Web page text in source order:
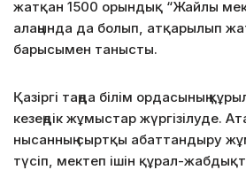
жатқан 1500 орындық “Жайлы
алаңында да болып, атқарылып
барысымен танысты.
Қазіргі таңда білім ордасының
кезеңдік жұмыстар жүргізілуде.
нысанның сыртқы абаттандыру
түсіп, мектеп ішін құрал-